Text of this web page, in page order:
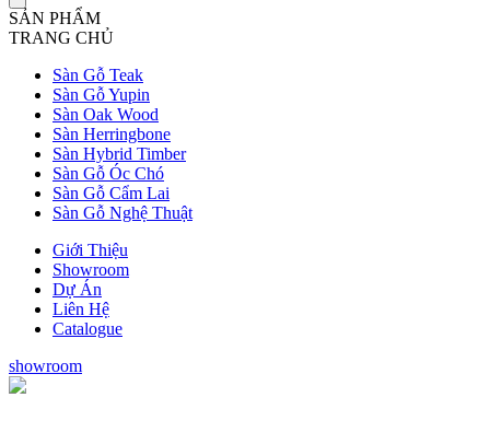
SẢN PHẨM
TRANG CHỦ
Sàn Gỗ Teak
Sàn Gỗ Yupin
Sàn Oak Wood
Sàn Herringbone
Sàn Hybrid Timber
Sàn Gỗ Óc Chó
Sàn Gỗ Cẩm Lai
Sàn Gỗ Nghệ Thuật
Giới Thiệu
Showroom
Dự Án
Liên Hệ
Catalogue
showroom